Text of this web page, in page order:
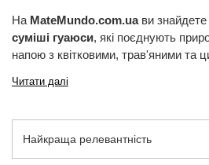
На MateMundo.com.uaви знайдете
суміші гуаюси, які поєднують
напою з квітковими, трав'яними та
Читати далі
Змінити сортування
Найкраща релевантність